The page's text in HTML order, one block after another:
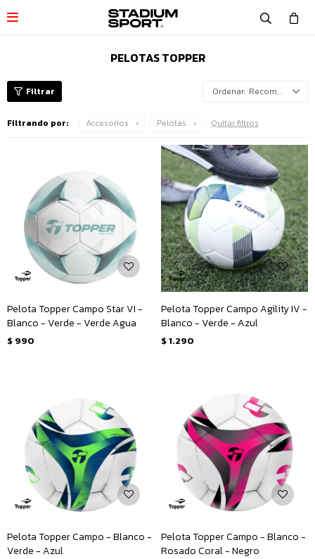

PELOTAS TOPPER
Recomendados
Filtrando por: Accesorios Pelotas Quitar filtros
Pelota Topper Campo Star VI -
Blanco - Verde - Verde Agua
$ 990
Pelota Topper Campo Agility IV -
Blanco - Verde - Azul
$ 1.290
Pelota Topper Campo - Blanco -
Verde - Azul
Pelota Topper Campo - Blanco -
Rosado Coral - Negro